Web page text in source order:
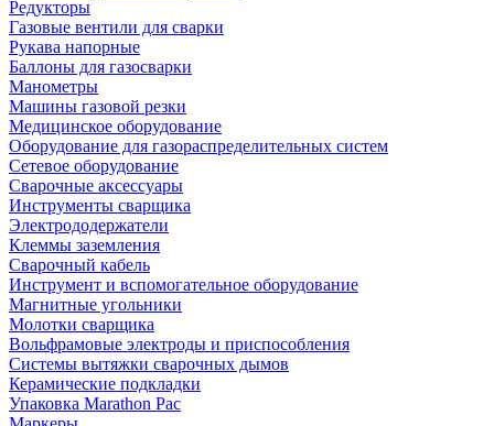
Редукторы
Газовые вентили для сварки
Рукава напорные
Баллоны для газосварки
Манометры
Машины газовой резки
Медицинское оборудование
Оборудование для газораспределительных систем
Сетевое оборудование
Сварочные аксессуары
Инструменты сварщика
Электрододержатели
Клеммы заземления
Сварочный кабель
Инструмент и вспомогательное оборудование
Магнитные угольники
Молотки сварщика
Вольфрамовые электроды и приспособления
Системы вытяжки сварочных дымов
Керамические подкладки
Упаковка Marathon Pac